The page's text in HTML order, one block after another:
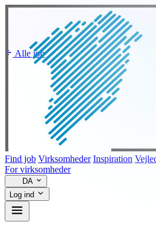
Find job Virksomheder Inspiration
For virksomheder
DA
Log ind
Alle job